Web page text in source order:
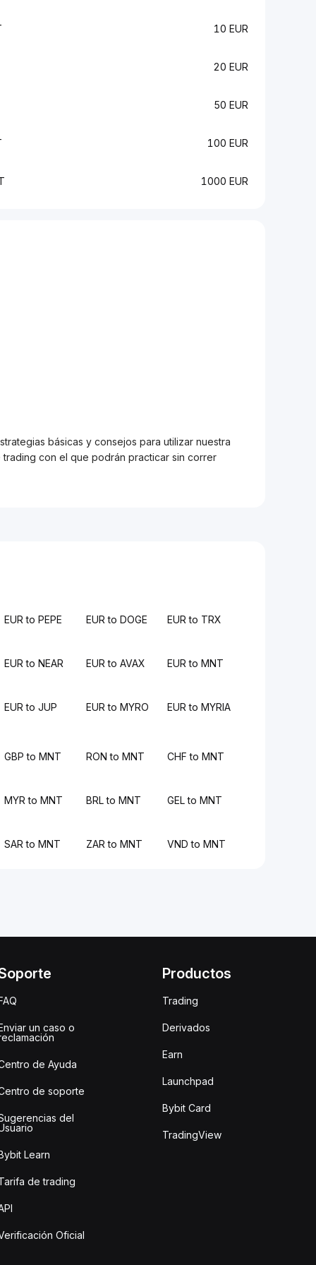
10 EUR
20 EUR
50 EUR
100 EUR
1000 EUR
básicas y consejos para utilizar nuestra
con el que podrán practicar sin correr
EUR to PEPE EUR to DOGE EUR to TRX
EUR to NEAR EUR to AVAX EUR to MNT
EUR to JUP EUR to MYRO EUR to MYRIA
GBP to MNT RON to MNT CHF to MNT
MYR to MNT BRL to MNT GEL to MNT
SAR to MNT ZAR to MNT VND to MNT
un caso o
de Ayuda
de soporte
del
Learn
de trading
Oficial
Productos
Trading
Derivados
Earn
Launchpad
Bybit Card
TradingView